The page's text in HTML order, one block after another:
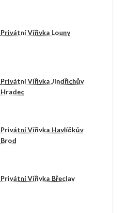
Privátní Vířivka Louny
Privátní Vířivka Jindřichův
Hradec
Privátní Vířivka Havlíčkův
Brod
Privátní Vířivka Břeclav